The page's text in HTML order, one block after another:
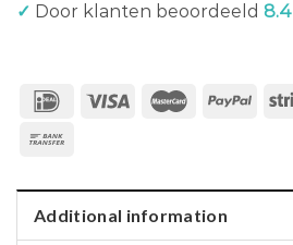
✓ Door klanten beoordeeld 8.4
Additional information